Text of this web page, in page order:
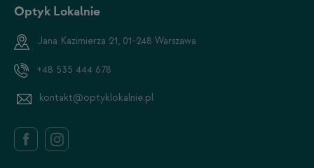
Optyk Lokalnie
Jana Kazimierza 21, 01-248 Warszawa
+48 535 444 678
kontakt@optyklokalnie.pl